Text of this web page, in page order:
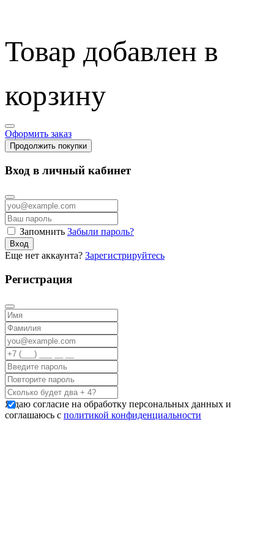
Товар добавлен в
корзину
Оформить заказ
Продолжить покупки
Вход в личный кабинет
Запомнить Забыли пароль?
Вход
Еще нет аккаунта? Зарегистрируйтесь
Регистрация
Я даю согласие на обработку персональных данных и
соглашаюсь с политикой конфиденциальности